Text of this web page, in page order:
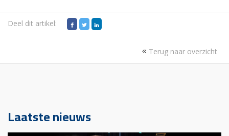
Deel dit artikel:
Terug naar overzicht
Laatste nieuws